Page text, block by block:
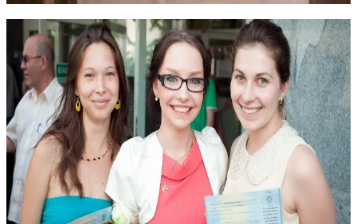
Клиническая психология
Клиническая психология
Факультет «Консультативная и клиническая психология»
приглашает лиц с высшим психологическим (или психолого-
педагогическим) образованием, желающих повысить свою
профессиональную квалификацию, на программу
профессиональной переподготовки «Клиническая
психология»
1300 часов
14.10.2026